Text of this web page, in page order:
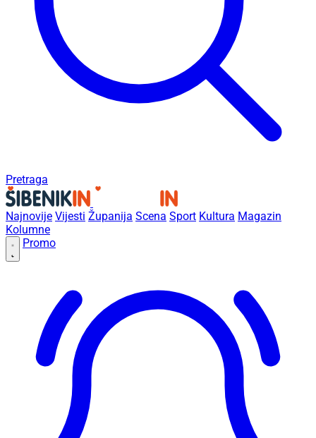
Pretraga
Najnovije Vijesti Županija Scena Sport Kultura Magazin
Kolumne
Promo